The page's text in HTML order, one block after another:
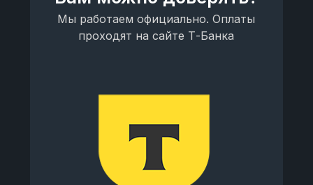
Мы работаем официально. Оплаты
проходят на сайте Т-Банка